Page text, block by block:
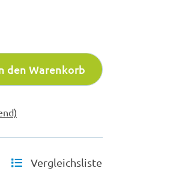
den Warenkorb
Vergleichsliste